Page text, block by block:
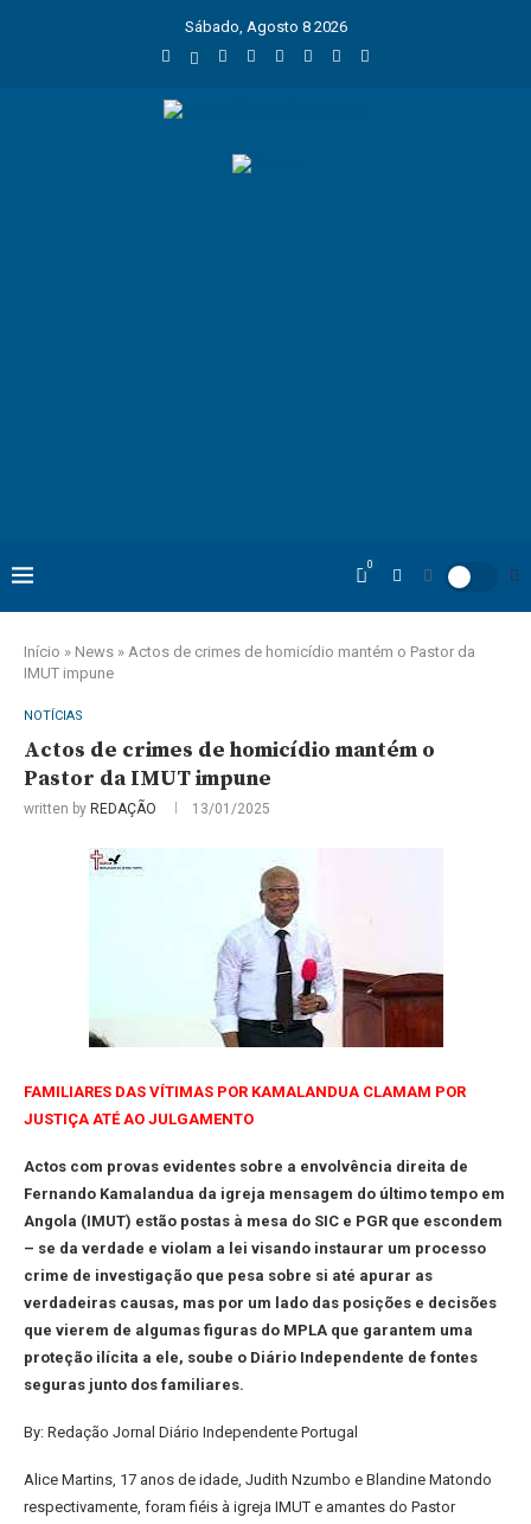
Sábado, Agosto 8 2026
0
Início » News » Actos de crimes de homicídio mantém o Pastor da
IMUT impune
NOTÍCIAS
Actos de crimes de homicídio mantém o
Pastor da IMUT impune
written by REDAÇÃO 13/01/2025
FAMILIARES DAS VÍTIMAS POR KAMALANDUA CLAMAM POR
JUSTIÇA ATÉ AO JULGAMENTO
Actos com provas evidentes sobre a envolvência direita de
Fernando Kamalandua da igreja mensagem do último tempo em
Angola (IMUT) estão postas à mesa do SIC e PGR que escondem
– se da verdade e violam a lei visando instaurar um processo
crime de investigação que pesa sobre si até apurar as
verdadeiras causas, mas por um lado das posições e decisões
que vierem de algumas figuras do MPLA que garantem uma
proteção ilícita a ele, soube o Diário Independente de fontes
seguras junto dos familiares.
By: Redação Jornal Diário Independente Portugal
Alice Martins, 17 anos de idade, Judith Nzumbo e Blandine Matondo
respectivamente, foram fiéis à igreja IMUT e amantes do Pastor